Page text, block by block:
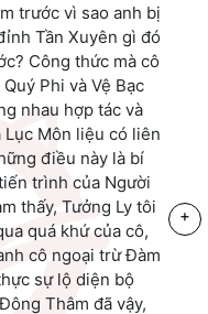
trước vì sao anh bị
Tần Xuyên gì đó
Công thức mà cô
Phi và Vệ Bạc
nhau hợp tác và
Môn liệu có liên
điều này là bí
trình của Người
thấy, Tưởng Ly tôi
quá khứ của cô,
cô ngoại trừ Đàm
sự lộ diện bộ
Thâm đã vậy,
+